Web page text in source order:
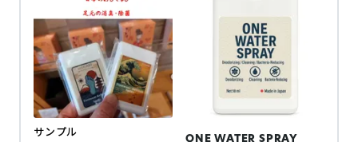
サンプル
ONE WATER SPRAY